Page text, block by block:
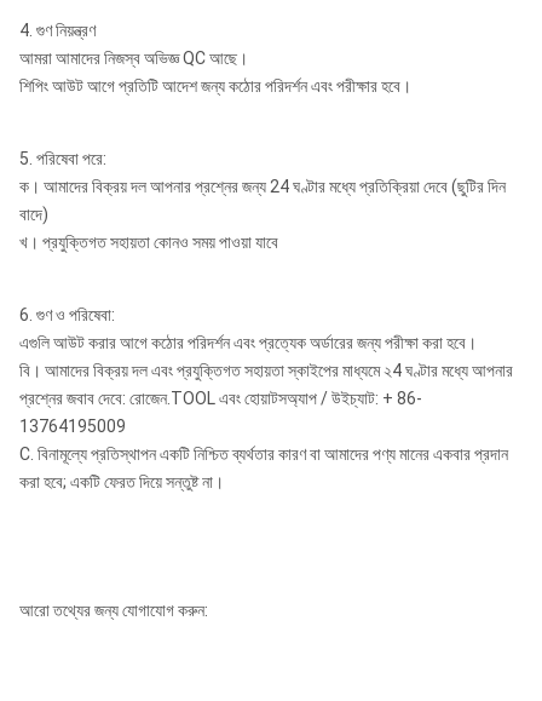
4. গুণ নিয়ন্ত্রণ
আমরা আমাদের নিজস্ব অভিজ্ঞ QC আছে।
শিপিং আউট আগে প্রতিটি আদেশ জন্য কঠোর পরিদর্শন এবং পরীক্ষার হবে।
5. পরিষেবা পরে:
ক। আমাদের বিক্রয় দল আপনার প্রশ্নের জন্য 24 ঘণ্টার মধ্যে প্রতিক্রিয়া দেবে (ছুটির দিন
বাদে)
খ। প্রযুক্তিগত সহায়তা কোনও সময় পাওয়া যাবে
6. গুণ ও পরিষেবা:
এগুলি আউট করার আগে কঠোর পরিদর্শন এবং প্রত্যেক অর্ডারের জন্য পরীক্ষা করা হবে।
বি। আমাদের বিক্রয় দল এবং প্রযুক্তিগত সহায়তা স্কাইপের মাধ্যমে ২4 ঘণ্টার মধ্যে আপনার
প্রশ্নের জবাব দেবে: রোজেন.TOOL এবং হোয়াটসঅ্যাপ / উইচ্যাট: + 86-
13764195009
C. বিনামূল্যে প্রতিস্থাপন একটি নিশ্চিত ব্যর্থতার কারণ বা আমাদের পণ্য মানের একবার প্রদান
করা হবে; একটি ফেরত দিয়ে সন্তুষ্ট না।
আরো তথ্যের জন্য যোগাযোগ করুন: